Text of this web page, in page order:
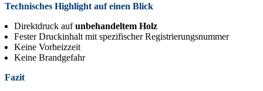
Technisches Highlight auf einen Blick
Direktdruck aufunbehandeltem Holz
Fester Druckinhalt mit spezifischer Registrierungsnummer
Keine Vorheizzeit
Keine Brandgefahr
Fazit